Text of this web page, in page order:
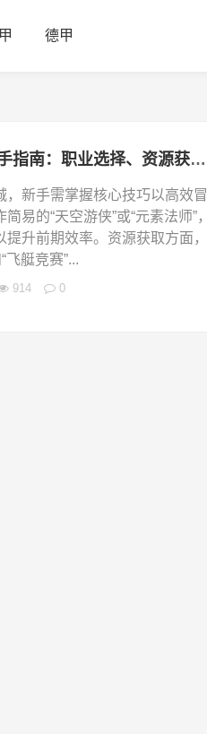
德甲
飞飞重逢》天空之城新手指南：职业选择、资源获取与战力提升全攻略
新手需掌握核心技巧以高效冒
易的“天空游侠”或“元素法师”，
升前期效率。资源获取方面，
飞艇竞赛”...
914 0